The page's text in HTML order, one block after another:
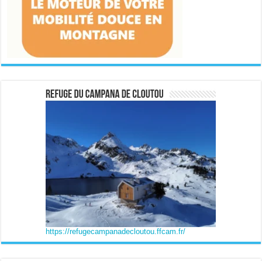
https://refugecampanadecloutou.ffcam.fr/